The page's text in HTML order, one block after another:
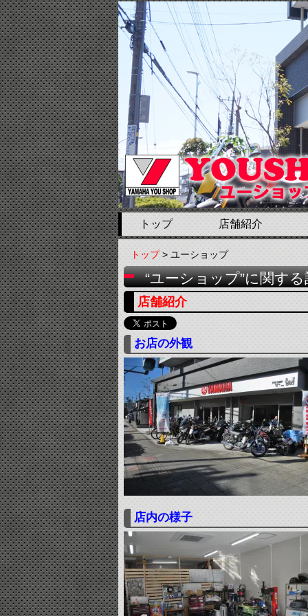
トップ 店舗紹介
トップ> ユーショップ
“ユーショップ”に関する
店舗紹介
お店の外観
店内の様子